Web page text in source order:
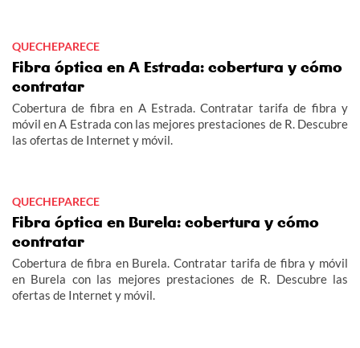
QUECHEPARECE
Fibra óptica en A Estrada: cobertura y cómo
contratar
Cobertura de fibra en A Estrada. Contratar tarifa de fibra y
móvil en A Estrada con las mejores prestaciones de R. Descubre
las ofertas de Internet y móvil.
QUECHEPARECE
Fibra óptica en Burela: cobertura y cómo
contratar
Cobertura de fibra en Burela. Contratar tarifa de fibra y móvil
en Burela con las mejores prestaciones de R. Descubre las
ofertas de Internet y móvil.